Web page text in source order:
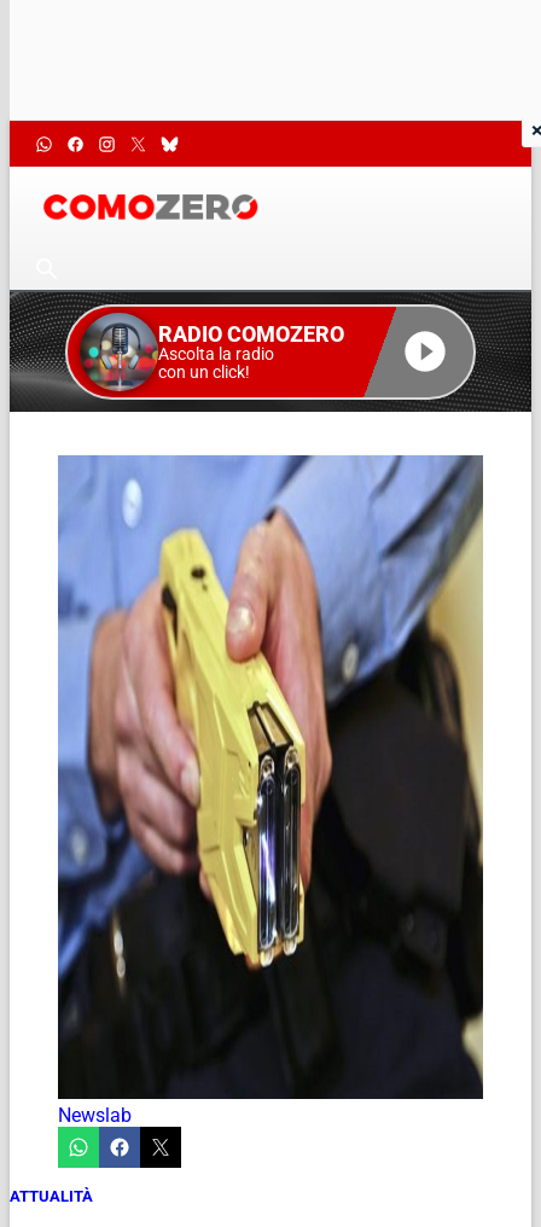
RADIO COMOZERO
Ascolta la radio
con un click!
Newslab
ATTUALITÀ